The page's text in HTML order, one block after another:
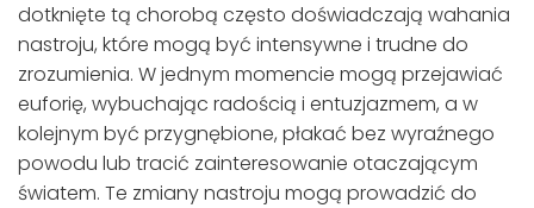
dotknięte tą chorobą często doświadczają wahania
nastroju, które mogą być intensywne i trudne do
zrozumienia. W jednym momencie mogą przejawiać
euforię, wybuchając radością i entuzjazmem, a w
kolejnym być przygnębione, płakać bez wyraźnego
powodu lub tracić zainteresowanie otaczającym
światem. Te zmiany nastroju mogą prowadzić do